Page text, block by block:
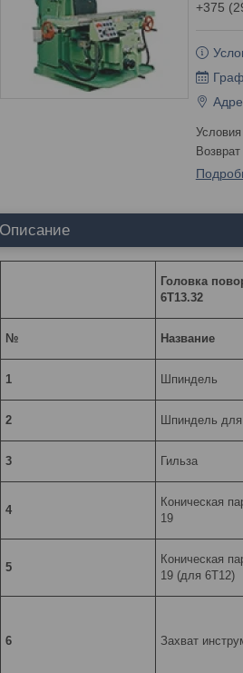
+375
Описание
Головка
6Т13.32
№ Название
1 Шпиндель
2 Шпиндель
3 Гильза
4
Коническая
19
5
Коническая
19 (для 6Т12)
6 Захват